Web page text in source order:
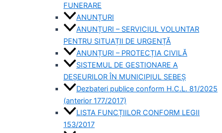
FUNERARE
ANUNȚURI
ANUNȚURI – SERVICIUL VOLUNTAR
PENTRU SITUAȚII DE URGENȚĂ
ANUNȚURI – PROTECȚIA CIVILĂ
SISTEMUL DE GESTIONARE A
DEȘEURILOR ÎN MUNICIPIUL SEBEȘ
Dezbateri publice conform H.C.L. 81/2025
(anterior 177/2017)
LISTA FUNCȚIILOR CONFORM LEGII
153/2017